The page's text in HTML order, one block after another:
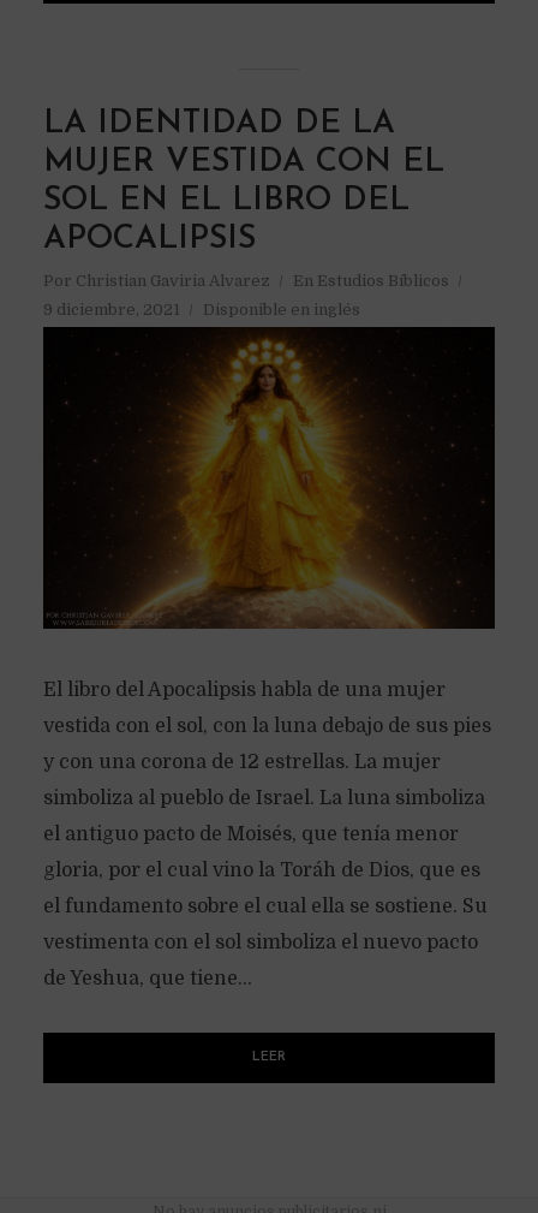
LA IDENTIDAD DE LA
MUJER VESTIDA CON EL
SOL EN EL LIBRO DEL
APOCALIPSIS
Por Christian Gaviria Alvarez En Estudios Bíblicos
9 diciembre, 2021
Disponible en inglés
El libro del Apocalipsis habla de una mujer
vestida con el sol, con la luna debajo de sus pies
y con una corona de 12 estrellas. La mujer
simboliza al pueblo de Israel. La luna simboliza
el antiguo pacto de Moisés, que tenía menor
gloria, por el cual vino la Toráh de Dios, que es
el fundamento sobre el cual ella se sostiene. Su
vestimenta con el sol simboliza el nuevo pacto
de Yeshua, que tiene...
LEER